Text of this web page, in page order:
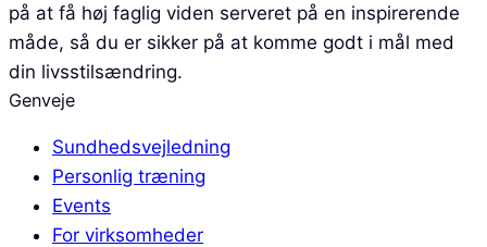
på at få høj faglig viden serveret på en inspirerende
måde, så du er sikker på at komme godt i mål med
din livsstilsændring.
Genveje
Sundhedsvejledning
Personlig træning
Events
For virksomheder